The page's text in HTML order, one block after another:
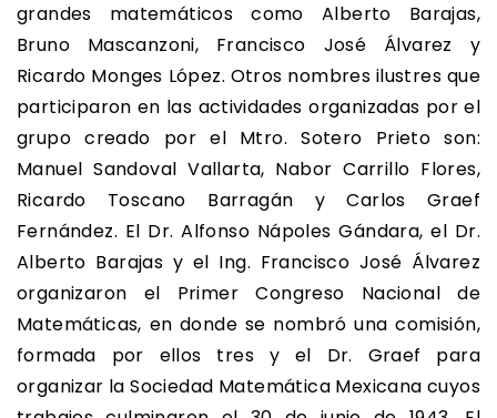
grandes matemáticos como Alberto Barajas,
Bruno Mascanzoni, Francisco José Álvarez y
Ricardo Monges López. Otros nombres ilustres que
participaron en las actividades organizadas por el
grupo creado por el Mtro. Sotero Prieto son:
Manuel Sandoval Vallarta, Nabor Carrillo Flores,
Ricardo Toscano Barragán y Carlos Graef
Fernández. El Dr. Alfonso Nápoles Gándara, el Dr.
Alberto Barajas y el Ing. Francisco José Álvarez
organizaron el Primer Congreso Nacional de
Matemáticas, en donde se nombró una comisión,
formada por ellos tres y el Dr. Graef para
organizar la Sociedad Matemática Mexicana cuyos